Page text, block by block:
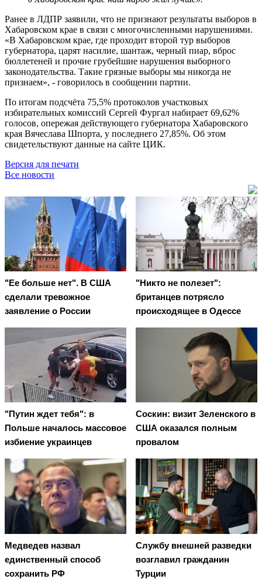
Ранее в ЛДПР заявили, что не признают результаты выборов в
Хабаровском крае в связи с многочисленными нарушениями.
«В Хабаровском крае, где проходит второй тур выборов
губернатора, царят насилие, шантаж, черный пиар, вброс
бюллетеней и прочие грубейшие нарушения выборного
законодательства. Такие грязные выборы мы никогда не
признаем», - говорилось в сообщении партии.
По итогам подсчёта 75,5% протоколов участковых
избирательных комиссий Сергей Фургал набирает 69,62%
голосов, опережая действующего губернатора Хабаровского
края Вячеслава Шпорта, у последнего 27,85%. Об этом
свидетельствуют данные на сайте ЦИК.
Версия для печати
Все новости
"Ее больше нет". В США
сделали тревожное
заявление о России
"Никто не полезет":
британцев потрясло
происходящее в Одессе
"Путин ждет тебя": в
Польше началось массовое
избиение украинцев
Соскин: визит Зеленского в
США оказался полным
провалом
Медведев назвал
единственный способ
сохранить РФ
Службу внешней разведки
возглавил гражданин
Турции